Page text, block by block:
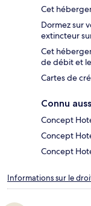
Cet
Dormez sur
extincteur
Cet
de débit et
Cartes de
Connu
Concept
Concept
Concept
Informations sur le